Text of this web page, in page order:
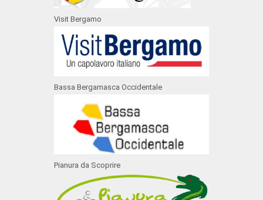
Visit Bergamo
Bassa Bergamasca Occidentale
Pianura da Scoprire